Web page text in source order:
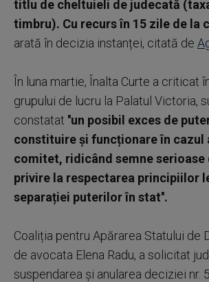
titlu de cheltuieli de judecată
timbru). Cu recurs în 15 zile de la
arată în decizia instanței, citată de
În luna martie, Înalta Curte a criticat
grupului de lucru la Palatul Victoria,
constatat ''un posibil exces de
constituire și funcționare în cazul
comitet, ridicând semne serioase
privire la respectarea principiilor
separației puterilor în stat''.
Coaliția pentru Apărarea Statului de
de avocata Elena Radu, a solicitat
suspendarea și anularea deciziei nr.